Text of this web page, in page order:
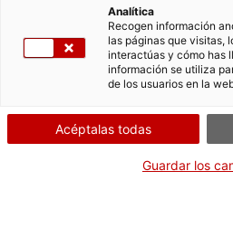
Servicios de
Servicios de Innovación
Actividades
Contacto
¿Qué necesitas
Consulta a continuación
vinculadas al trámite.
corresponda con tu caso
toda la información y
tramitación.
Analítica
Recogen información
las páginas que visitas,
interactúas y cómo has
información se utiliza
de los usuarios en la
Acéptalas todas
Guardar los